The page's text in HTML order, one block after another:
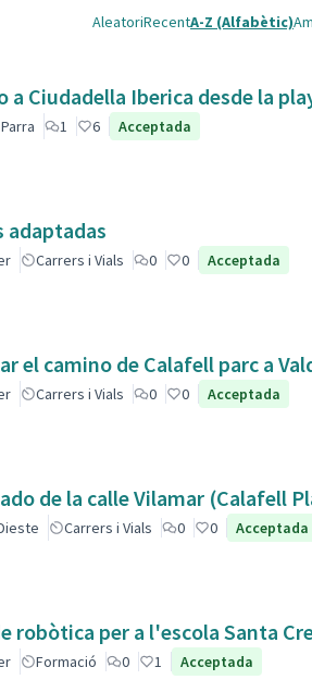
AleatoriRecentA-Z (Alfabètic)
a Ciudadella Iberica desde la
1 6 Acceptada
adaptadas
Carrers i Vials 0 0 Acceptada
Arreglar el
Carrers i Vials 0 0 Acceptada
de la calle Vilamar (Calafell
Carrers i Vials 0 0 Acceptada
robòtica per a l'escola Santa
Formació 0 1 Acceptada